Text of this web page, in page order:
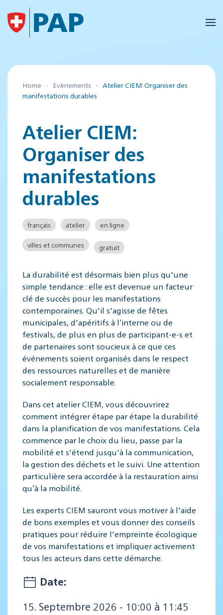
Accéder au contenu principal
Home Evènements
Atelier CIEM: Organiser des
manifestations durables
Atelier CIEM:
Organiser des
manifestations
durables
français atelier en ligne
villes et communes gratuit
La durabilité est désormais bien plus qu'une
simple tendance : elle est devenue un facteur
clé de succès pour les manifestations
contemporaines. Qu'il s'agisse de fêtes
municipales, d'apéritifs à l’interne ou de
festivals, de plus en plus de participant-e-s et
de partenaires sont soucieux à ce que ces
événements soient organisés dans le respect
des ressources naturelles et de manière
socialement responsable.
Dans cet atelier CIEM, vous découvrirez
comment intégrer étape par étape la durabilité
dans la planification de vos manifestations. Cela
commence par le choix du lieu, passe par la
mobilité et s'étend jusqu'à la communication,
la gestion des déchets et le suivi. Une attention
particulière sera accordée à la restauration ainsi
qu’à la mobilité.
Les experts CIEM sauront vous motiver à l'aide
de bons exemples et vous donner des conseils
pratiques pour réduire l'empreinte écologique
de vos manifestations et impliquer activement
tous les acteurs dans cette démarche.
Date:
15. Septembre 2026 - 10:00 à 11:45